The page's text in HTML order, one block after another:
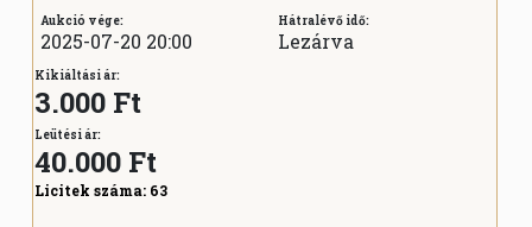
Aukció vége:
2025-07-20 20:00
Hátralévő idő:
Lezárva
Kikiáltási ár:
3.000 Ft
Leütési ár:
40.000 Ft
Licitek száma: 63